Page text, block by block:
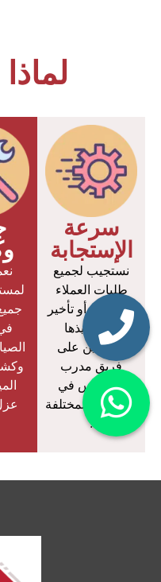
سرعة
الإستجابة
نستجيب لجميع
طلبات العملاء
دون تردد أو تأخير
في تنفيذها
معتمدين على
فريق مدرب
ومتمرس في
المجالات المختلفة
.